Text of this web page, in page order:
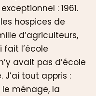
: 1961.
hospices de
d’agriculteurs,
fait l’école
avait pas d’école
J’ai tout appris :
le ménage, la